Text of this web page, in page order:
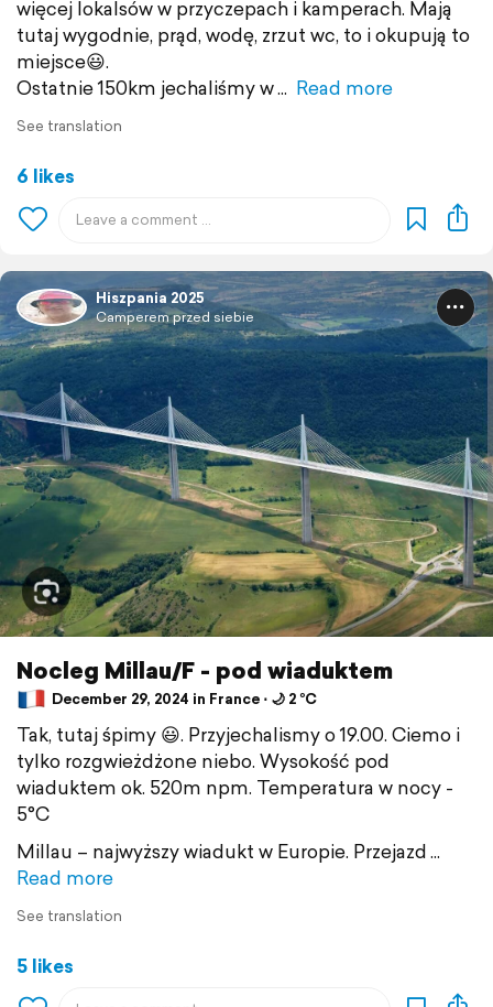
więcej lokalsów w przyczepach i kamperach. Mają
tutaj wygodnie, prąd, wodę, zrzut wc, to i okupują to
miejsce😃.
Ostatnie 150km jechaliśmy w
Read more
See translation
6 likes
Hiszpania 2025
Camperem przed siebie
Nocleg Millau/F - pod wiaduktem
December 29, 2024 in France ⋅ 🌙 2 °C
Tak, tutaj śpimy 😃. Przyjechalismy o 19.00. Ciemo i
tylko rozgwieżdżone niebo. Wysokość pod
wiaduktem ok. 520m npm. Temperatura w nocy -
5°C
Millau – najwyższy wiadukt w Europie. Przejazd
Read more
See translation
5 likes